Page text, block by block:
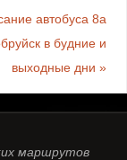
автобуса 8a
в будние и
выходные дни»
маршрутов